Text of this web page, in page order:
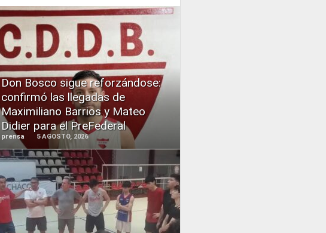
Don Bosco sigue reforzándose:
confirmó las llegadas de
Maximiliano Barrios y Mateo
Didier para el PreFederal
prensa 5 AGOSTO, 2026
READ
MORE
READ
MORE